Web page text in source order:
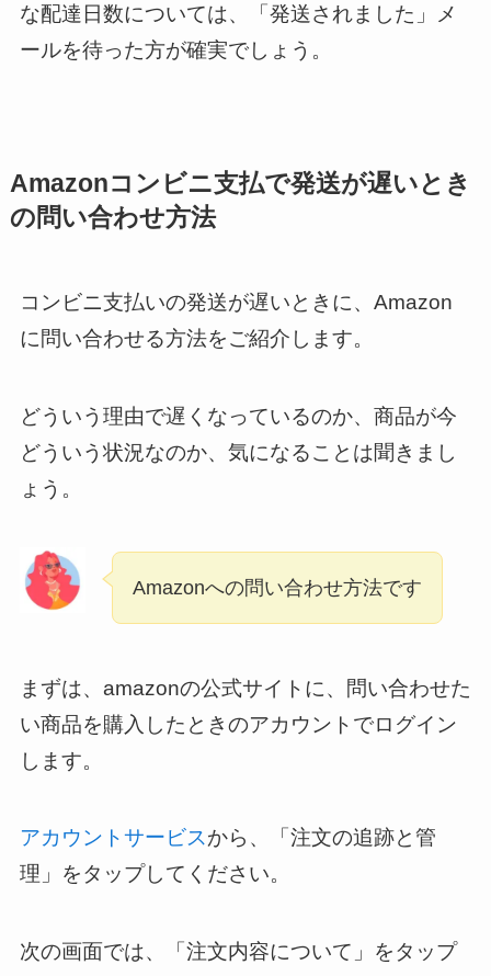
な配達日数については、「発送されました」メ
ールを待った方が確実でしょう。
Amazonコンビニ支払で発送が遅いとき
の問い合わせ方法
コンビニ支払いの発送が遅いときに、Amazon
に問い合わせる方法をご紹介します。
どういう理由で遅くなっているのか、商品が今
どういう状況なのか、気になることは聞きまし
ょう。
Amazonへの問い合わせ方法です
まずは、amazonの公式サイトに、問い合わせた
い商品を購入したときのアカウントでログイン
します。
アカウントサービスから、「注文の追跡と管
理」をタップしてください。
次の画面では、「注文内容について」をタップ